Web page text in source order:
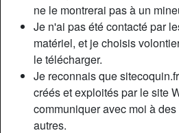
ne le montrerai pas à un
Je n'ai pas été contacté par
matériel, et je choisis
le télécharger.
Je reconnais que
créés et exploités par le site
communiquer avec moi à
autres.
Département:
Sexe:
Sexualité:
Relation:
Couleur des cheveux:
Couleur des yeux: